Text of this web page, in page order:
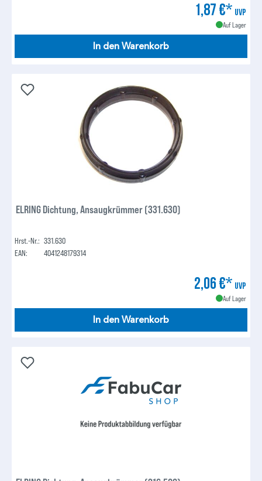
1,87 €* UVP
Auf Lager
In den Warenkorb
ELRING Dichtung, Ansaugkrümmer (331.630)
Hrst.-Nr.: 331.630
EAN:
4041248179314
2,06 €* UVP
Auf Lager
In den Warenkorb